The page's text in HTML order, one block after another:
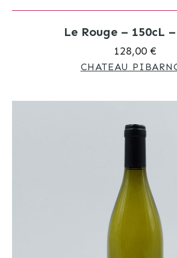
Le Rouge – 150cL
128,00 €
CHATEAU